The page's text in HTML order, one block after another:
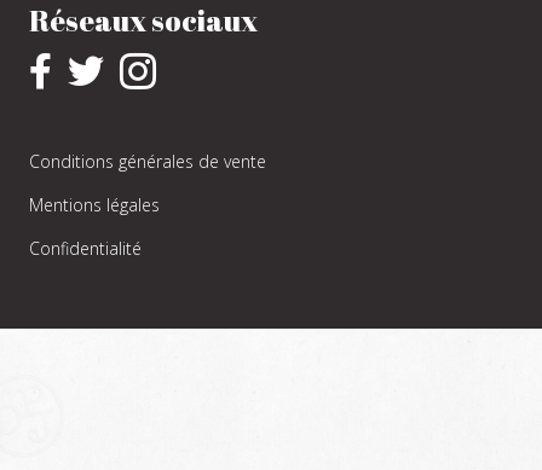
Réseaux sociaux
Conditions générales de vente
Mentions légales
Confidentialité